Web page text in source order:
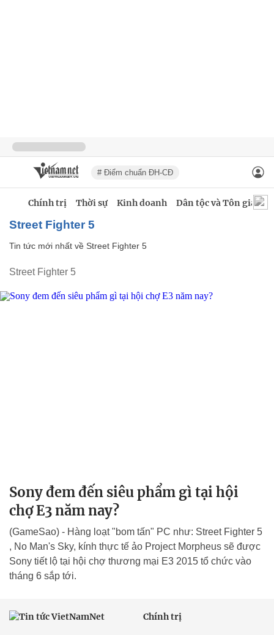
# Điểm chuẩn ĐH-CĐ
Chính trị Thời sự Kinh doanh Dân tộc và Tôn giáo
Street Fighter 5
Tin tức mới nhất về Street Fighter 5
Street Fighter 5
Sony đem đến siêu phẩm gì tại hội
chợ E3 năm nay?
(GameSao) - Hàng loạt "bom tấn" PC như: Street Fighter 5
, No Man's Sky, kính thực tế ảo Project Morpheus sẽ được
Sony tiết lộ tại hội chợ thương mại E3 2015 tổ chức vào
tháng 6 sắp tới.
Chính trị